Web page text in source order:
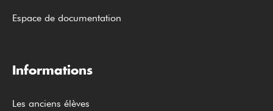
Espace de documentation
Informations
Les anciens élèves